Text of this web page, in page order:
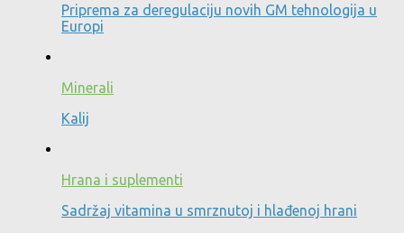
Priprema za deregulaciju novih GM tehnologija u
Europi
Minerali
Kalij
Hrana i suplementi
Sadržaj vitamina u smrznutoj i hlađenoj hrani